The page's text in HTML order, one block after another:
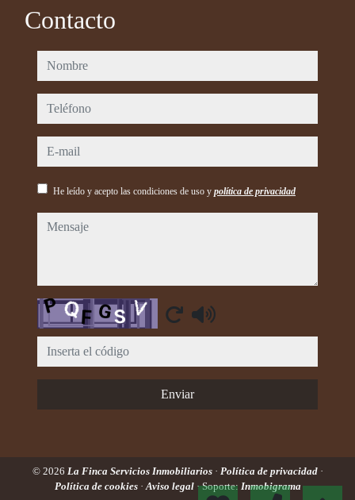
Contacto
nombre
teléfono
e-mail
He leído y acepto las condiciones de uso y política de privacidad
mensaje
Captcha
Enviar
© 2026 La Finca Servicios Inmobiliarios · Política de privacidad ·
Política de cookies ·Aviso legal · Soporte: Inmobigrama